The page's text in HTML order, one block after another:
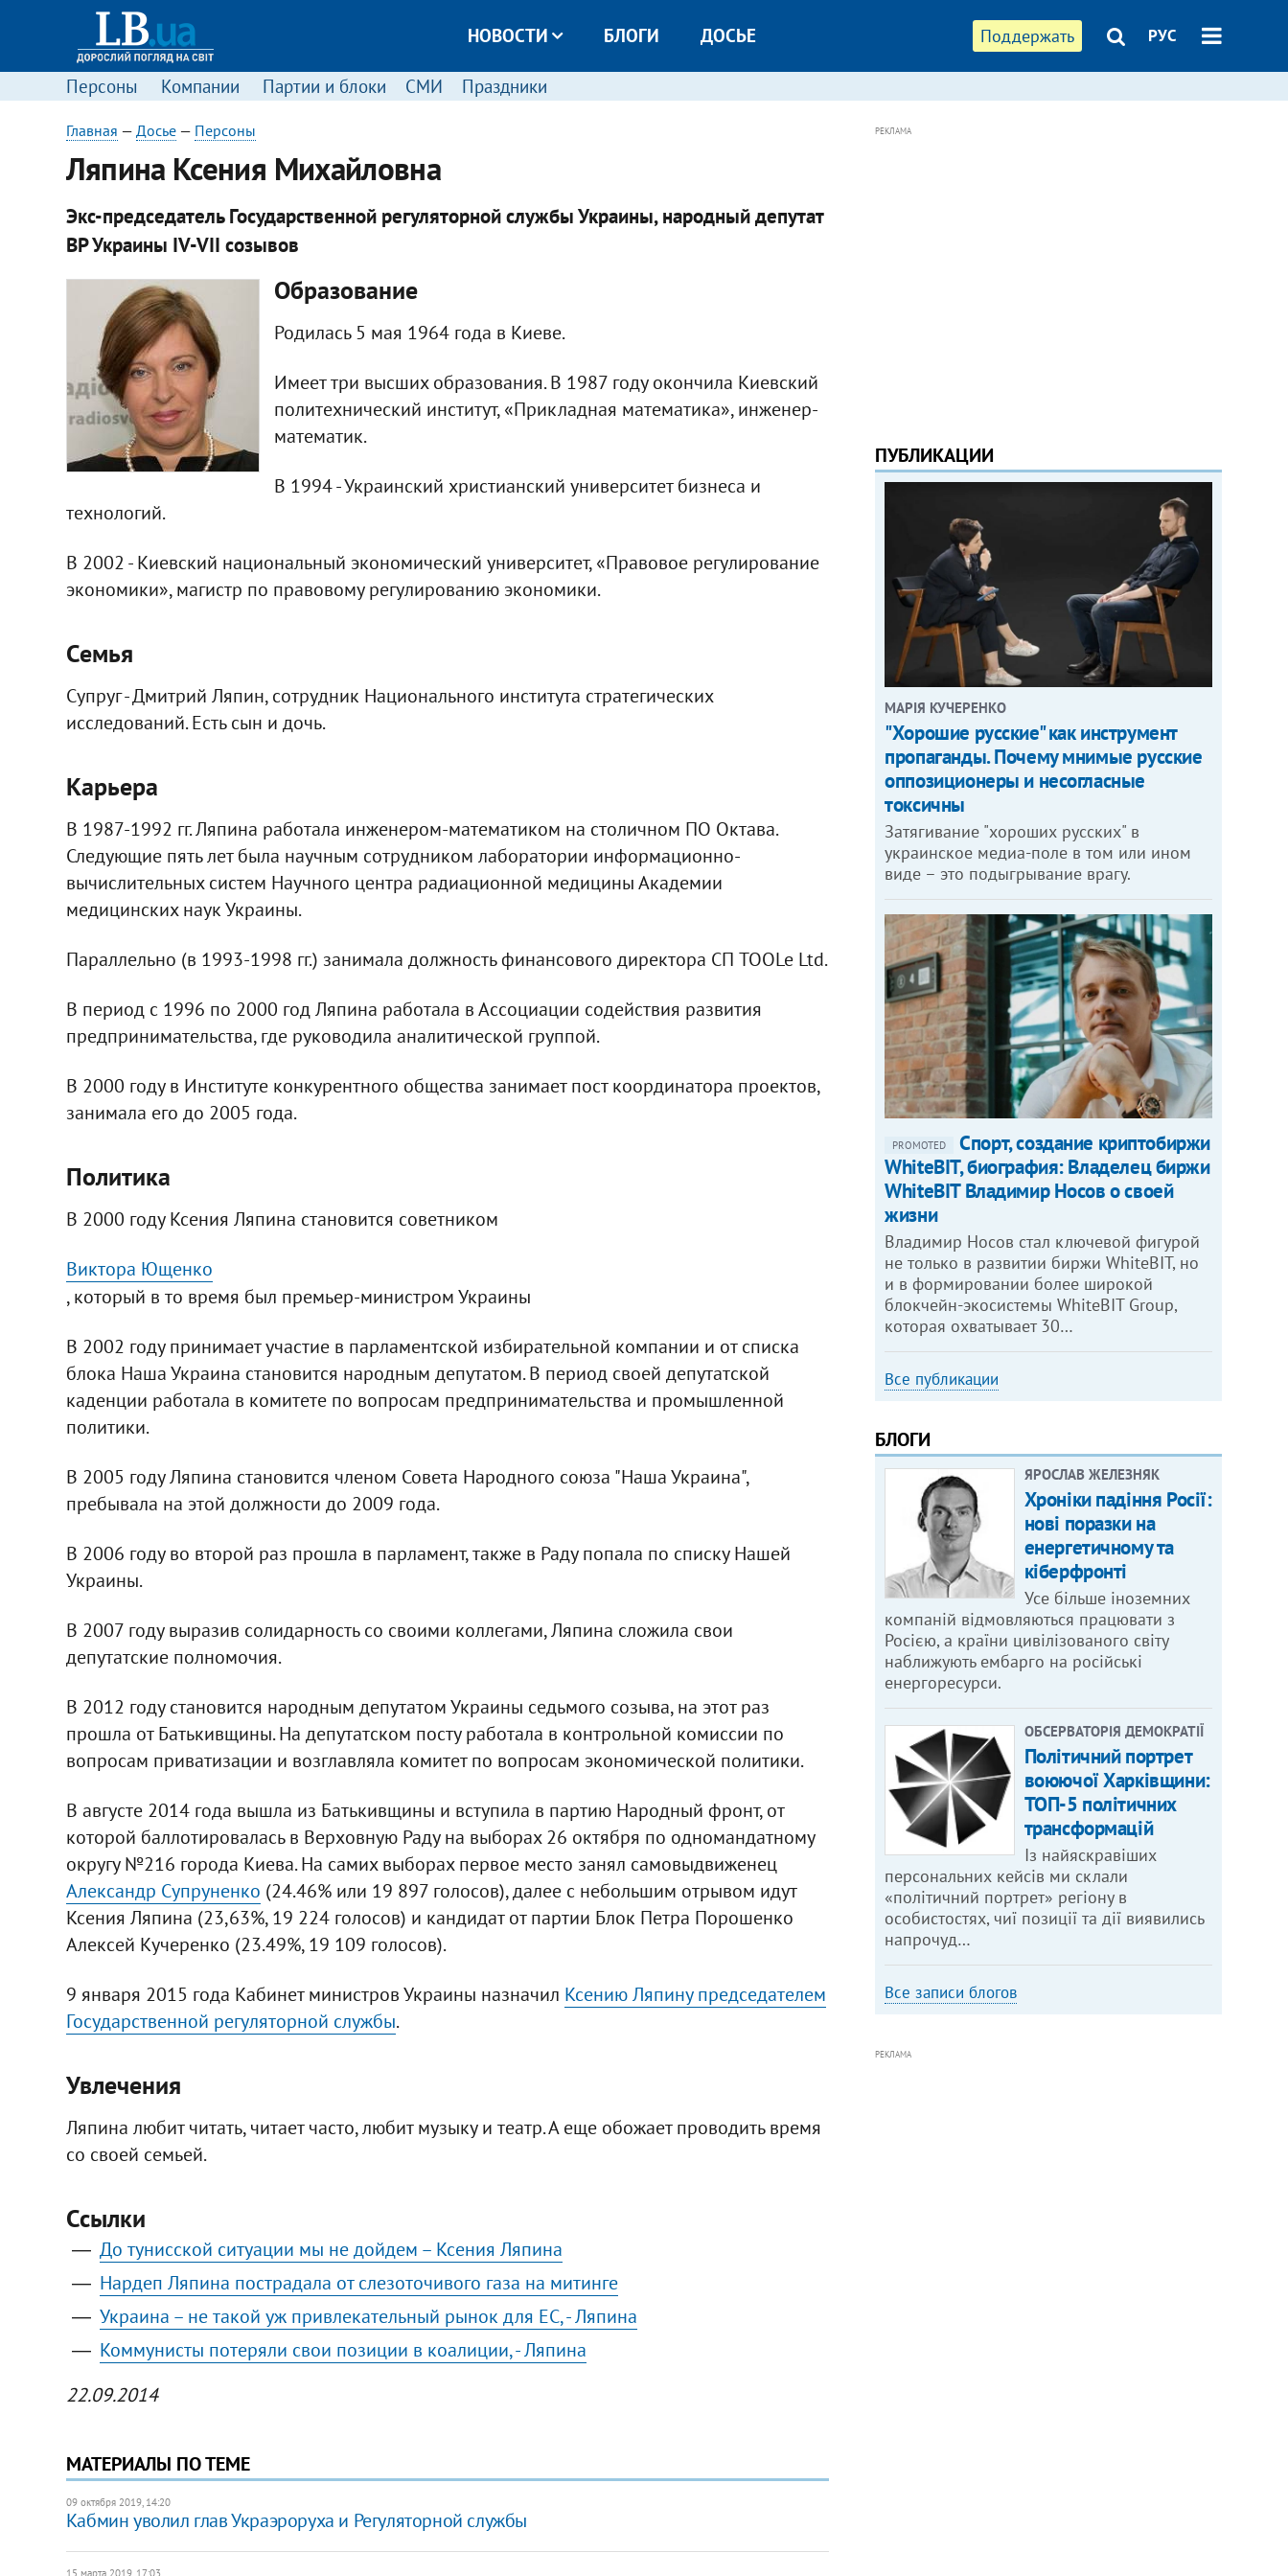
Поддержать РУС
НОВОСТИ БЛОГИ ДОСЬЕ
Персоны Компании Партии и блоки СМИ Праздники
Главная — Досье— Персоны
Ляпина Ксения Михайловна
Экс-председатель Государственной регуляторной службы Украины, народный депутат
ВР Украины IV-VII созывов
Образование
Родилась 5 мая 1964 года в Киеве.
Имеет три высших образования. В 1987 году окончила Киевский
политехнический институт, «Прикладная математика», инженер-
математик.
В 1994 - Украинский христианский университет бизнеса и
технологий.
В 2002 - Киевский национальный экономический университет, «Правовое регулирование
экономики», магистр по правовому регулированию экономики.
Семья
Супруг - Дмитрий Ляпин, сотрудник Национального института стратегических
исследований. Есть сын и дочь.
Карьера
В 1987-1992 гг. Ляпина работала инженером-математиком на столичном ПО Октава.
Следующие пять лет была научным сотрудником лаборатории информационно-
вычислительных систем Научного центра радиационной медицины Академии
медицинских наук Украины.
Параллельно (в 1993-1998 гг.) занимала должность финансового директора СП TOOLe Ltd.
В период с 1996 по 2000 год Ляпина работала в Ассоциации содействия развития
предпринимательства, где руководила аналитической группой.
В 2000 году в Институте конкурентного общества занимает пост координатора проектов,
занимала его до 2005 года.
Политика
В 2000 году Ксения Ляпина становится советником
Виктора Ющенко
, который в то время был премьер-министром Украины
В 2002 году принимает участие в парламентской избирательной компании и от списка
блока Наша Украина становится народным депутатом. В период своей депутатской
каденции работала в комитете по вопросам предпринимательства и промышленной
политики.
В 2005 году Ляпина становится членом Совета Народного союза "Наша Украина",
пребывала на этой должности до 2009 года.
В 2006 году во второй раз прошла в парламент, также в Раду попала по списку Нашей
Украины.
В 2007 году выразив солидарность со своими коллегами, Ляпина сложила свои
депутатские полномочия.
В 2012 году становится народным депутатом Украины седьмого созыва, на этот раз
прошла от Батькивщины. На депутатском посту работала в контрольной комиссии по
вопросам приватизации и возглавляла комитет по вопросам экономической политики.
В августе 2014 года вышла из Батькивщины и вступила в партию Народный фронт, от
которой баллотировалась в Верховную Раду на выборах 26 октября по одномандатному
округу №216 города Киева. На самих выборах первое место занял самовыдвиженец
Александр Супруненко (24.46% или 19 897 голосов), далее с небольшим отрывом идут
Ксения Ляпина (23,63%, 19 224 голосов) и кандидат от партии Блок Петра Порошенко
Алексей Кучеренко (23.49%, 19 109 голосов).
9 января 2015 года Кабинет министров Украины назначил Ксению Ляпину председателем
Государственной регуляторной службы.
Увлечения
Ляпина любит читать, читает часто, любит музыку и театр. А еще обожает проводить время
со своей семьей.
Ссылки
До тунисской ситуации мы не дойдем – Ксения Ляпина
Нардеп Ляпина пострадала от слезоточивого газа на митинге
Украина – не такой уж привлекательный рынок для ЕС, - Ляпина
Коммунисты потеряли свои позиции в коалиции, - Ляпина
22.09.2014
МАТЕРИАЛЫ ПО ТЕМЕ
09 октября 2019, 14:20
Кабмин уволил глав Украэроруха и Регуляторной службы
15 марта 2019, 17:03
РЕКЛАМА
ПУБЛИКАЦИИ
МАРІЯ КУЧЕРЕНКО
"Хорошие русские" как инструмент
пропаганды. Почему мнимые русские
оппозиционеры и несогласные
токсичны
Затягивание "хороших русских" в
украинское медиа-поле в том или ином
виде – это подыгрывание врагу.
PROMOTED
Спорт, создание криптобиржи
WhiteBIT, биография: Владелец биржи
WhiteBIT Владимир Носов о своей
жизни
Владимир Носов стал ключевой фигурой
не только в развитии биржи WhiteBIT, но
и в формировании более широкой
блокчейн-экосистемы WhiteBIT Group,
которая охватывает 30…
Все публикации
БЛОГИ
ЯРОСЛАВ ЖЕЛЕЗНЯК
Хроніки падіння Росії:
нові поразки на
енергетичному та
кіберфронті
Усе більше іноземних
компаній відмовляються працювати з
Росією, а країни цивілізованого світу
наближують ембарго на російські
енергоресурси.
ОБСЕРВАТОРІЯ ДЕМОКРАТІЇ
Політичний портрет
воюючої Харківщини:
ТОП-5 політичних
трансформацій
Із найяскравіших
персональних кейсів ми склали
«політичний портрет» регіону в
особистостях, чиї позиції та дії виявились
напрочуд…
Все записи блогов
РЕКЛАМА